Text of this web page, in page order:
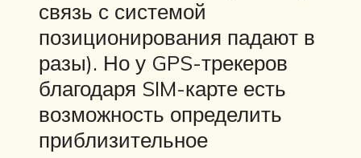
связь с системой
позиционирования падают в
разы). Но у GPS-трекеров
благодаря SIM-карте есть
возможность определить
приблизительное